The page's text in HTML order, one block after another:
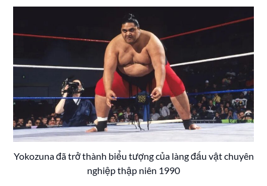
Yokozuna đã trở thành biểu tượng của làng đấu vật chuyên
nghiệp thập niên 1990